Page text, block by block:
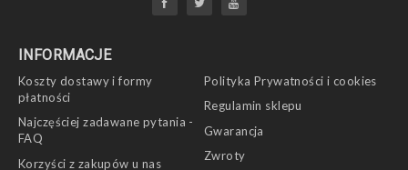
INFORMACJE
Koszty dostawy i formy
płatności
Najczęściej zadawane pytania -
FAQ
Korzyści z zakupów u nas
Polityka Prywatności i cookies
Regulamin sklepu
Gwarancja
Zwroty